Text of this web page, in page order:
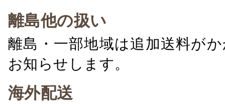
離島他の扱い
離島・一部地域は追加送料が
お知らせします。
海外配送